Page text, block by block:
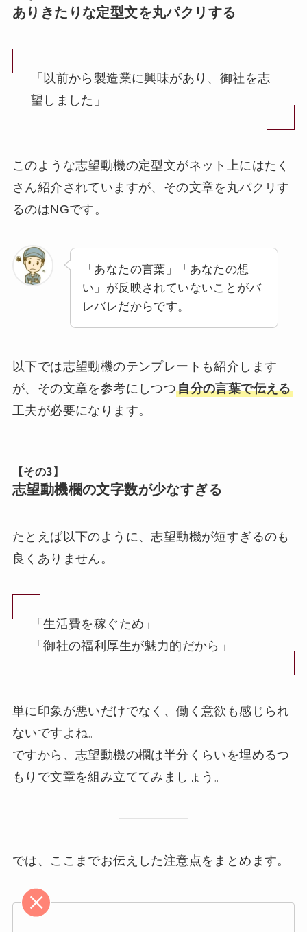
ありきたりな定型文を丸パクリする
「以前から製造業に興味があり、御社を志
望しました」
このような志望動機の定型文がネット上にはたく
さん紹介されていますが、その文章を丸パクリす
るのはNGです。
「あなたの言葉」「あなたの想
い」が反映されていないことがバ
レバレだからです。
以下では志望動機のテンプレートも紹介します
が、その文章を参考にしつつ自分の言葉で伝える
工夫が必要になります。
【その3】
志望動機欄の文字数が少なすぎる
たとえば以下のように、志望動機が短すぎるのも
良くありません。
「生活費を稼ぐため」
「御社の福利厚生が魅力的だから」
単に印象が悪いだけでなく、働く意欲も感じられ
ないですよね。
ですから、志望動機の欄は半分くらいを埋めるつ
もりで文章を組み立ててみましょう。
では、ここまでお伝えした注意点をまとめます。